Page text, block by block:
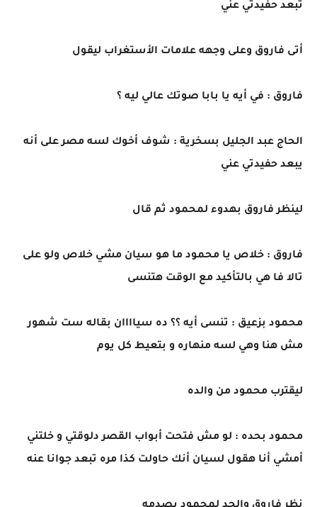
تبعد حفيدتي عني
أتى فاروق وعلى وجهه علامات الأستغراب ليقول
فاروق : في أيه يا بابا صوتك عالي ليه ؟
الحاج عبد الجليل بسخرية : شوف أخوك لسه مصر على أنه
يبعد حفيدتي عني
لينظر فاروق بهدوء لمحمود ثم قال
فاروق : خلاص يا محمود ما هو سيان مشي خلاص ولو على
تالا فا هي بالتأكيد مع الوقت هتنسى
محمود بزعيق : تنسى أيه ؟؟ ده سياااان بقاله ست شهور
مش هنا وهي لسه منهاره و بتعيط كل يوم
ليقترب محمود من والده
محمود بحده : لو مش فتحت أبواب القصر دلوقتي و خلتني
أمشي أنا هقول لسيان أنك حاولت كذا مره تبعد جوانا عنه